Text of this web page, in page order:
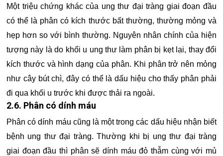
Một triệu chứng khác của ung thư đại tràng giai đoạn đầu
có thể là phân có kích thước bất thường, thường mỏng và
hẹp hơn so với bình thường. Nguyên nhân chính của hiện
tượng này là do khối u ung thư làm phân bị kẹt lại, thay đổi
kích thước và hình dạng của phân. Khi phân trở nên mỏng
như cây bút chì, đây có thể là dấu hiệu cho thấy phân phải
đi qua khối u trước khi được thải ra ngoài.
2.6. Phân có dính máu
Phân có dính máu cũng là một trong các dấu hiệu nhận biết
bệnh ung thư đại tràng. Thường khi bị ung thư đại tràng
giai đoạn đầu thì phân sẽ dính máu đỏ thẫm cùng với mủ